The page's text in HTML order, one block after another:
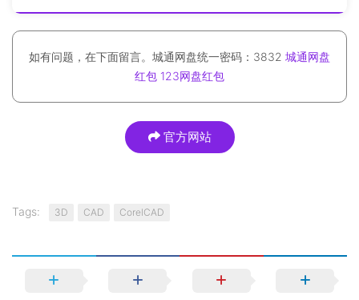
如有问题，在下面留言。城通网盘统一密码：3832 城通网盘
红包 123网盘红包
官方网站
Tags: 3D CAD CorelCAD